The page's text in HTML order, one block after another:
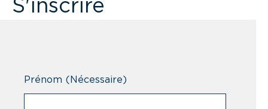
S'inscrire
Prénom (Nécessaire)